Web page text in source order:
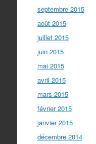
septembre 2015
août 2015
juillet 2015
juin 2015
mai 2015
avril 2015
mars 2015
février 2015
janvier 2015
décembre 2014